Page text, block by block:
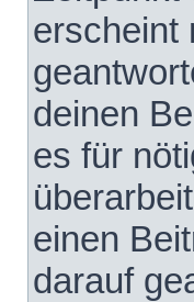
erscheint
deinen
es für
einen
darauf